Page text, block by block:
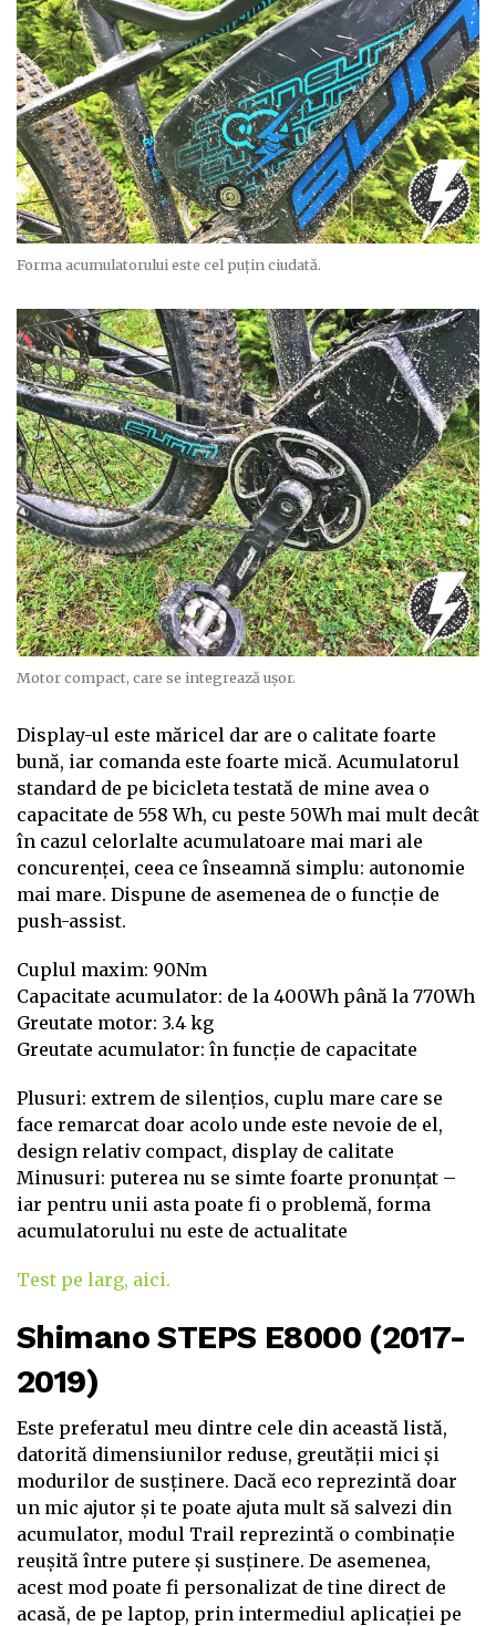
Forma acumulatorului este cel puțin ciudată.
Motor compact, care se integrează ușor.
Display-ul este măricel dar are o calitate foarte
bună, iar comanda este foarte mică. Acumulatorul
standard de pe bicicleta testată de mine avea o
capacitate de 558 Wh, cu peste 50Wh mai mult decât
în cazul celorlalte acumulatoare mai mari ale
concurenței, ceea ce înseamnă simplu: autonomie
mai mare. Dispune de asemenea de o funcție de
push-assist.
Cuplul maxim: 90Nm
Capacitate acumulator: de la 400Wh până la 770Wh
Greutate motor: 3.4 kg
Greutate acumulator: în funcție de capacitate
Plusuri: extrem de silențios, cuplu mare care se
face remarcat doar acolo unde este nevoie de el,
design relativ compact, display de calitate
Minusuri: puterea nu se simte foarte pronunțat –
iar pentru unii asta poate fi o problemă, forma
acumulatorului nu este de actualitate
Test pe larg, aici.
Shimano STEPS E8000 (2017-
2019)
Este preferatul meu dintre cele din această listă,
datorită dimensiunilor reduse, greutății mici și
modurilor de susținere. Dacă eco reprezintă doar
un mic ajutor și te poate ajuta mult să salvezi din
acumulator, modul Trail reprezintă o combinație
reușită între putere și susținere. De asemenea,
acest mod poate fi personalizat de tine direct de
acasă, de pe laptop, prin intermediul aplicației pe